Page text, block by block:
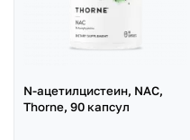
N-ацетилцистеин, NAC,
Thorne, 90 капсул